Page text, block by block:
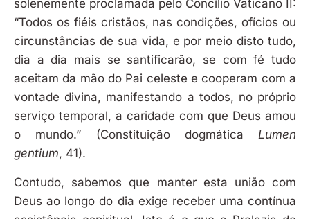
solenemente proclamada pelo Concílio Vaticano II:
“Todos os fiéis cristãos, nas condições, ofícios ou
circunstâncias de sua vida, e por meio disto tudo,
dia a dia mais se santificarão, se com fé tudo
aceitam da mão do Pai celeste e cooperam com a
vontade divina, manifestando a todos, no próprio
serviço temporal, a caridade com que Deus amou
o mundo.” (Constituição dogmática Lumen
gentium, 41).
Contudo, sabemos que manter esta união com
Deus ao longo do dia exige receber uma contínua